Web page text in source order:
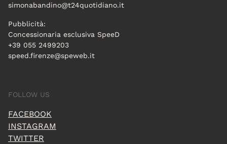
simonabandino@t24quotidiano.it
Pubblicità:
Concessionaria esclusiva SpeeD
+39 055 2499203
speed.firenze@speweb.it
FOLLOW US
FACEBOOK
INSTAGRAM
TWITTER